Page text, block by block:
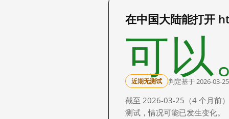
在中国大陆能打开
可以
近期无测试 判定基于 2026-03-
截至 2026-03-25（4 个月前
测试，情况可能已发生变化。